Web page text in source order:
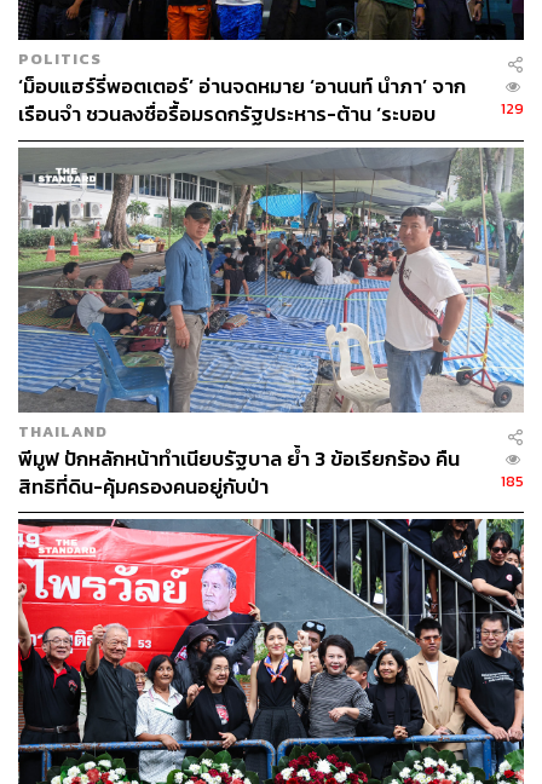
POLITICS
‘ม็อบแฮร์รี่พอตเตอร์’ อ่านจดหมาย ‘อานนท์ นำภา’ จาก
เรือนจำ ชวนลงชื่อรื้อมรดกรัฐประหาร-ต้าน ‘ระบอบ
สีน้ำเงิน’
129
THAILAND
พีมูฟ ปักหลักหน้าทำเนียบรัฐบาล ย้ำ 3 ข้อเรียกร้อง คืน
สิทธิที่ดิน-คุ้มครองคนอยู่กับป่า
185